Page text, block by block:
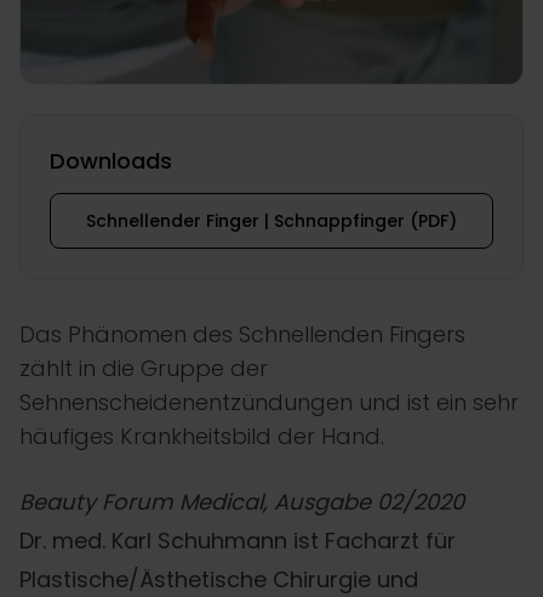
Downloads
Schnellender Finger | Schnappfinger (PDF)
Das Phänomen des Schnellenden Fingers
zählt in die Gruppe der
Sehnenscheidenentzündungen und ist ein sehr
häufiges Krankheitsbild der Hand.
Beauty Forum Medical, Ausgabe 02/2020
Dr. med. Karl Schuhmann ist Facharzt für
Plastische/Ästhetische Chirurgie und